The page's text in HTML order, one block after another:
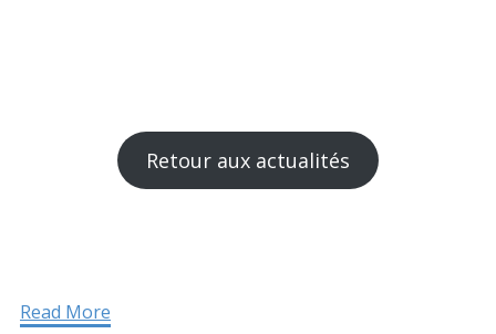
Retour aux actualités
Read More